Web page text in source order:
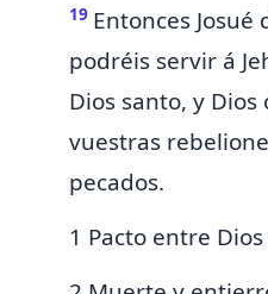
19 Entonces
podréis servir á
Dios santo, y Dios
vuestras
pecados.
1 Pacto entre